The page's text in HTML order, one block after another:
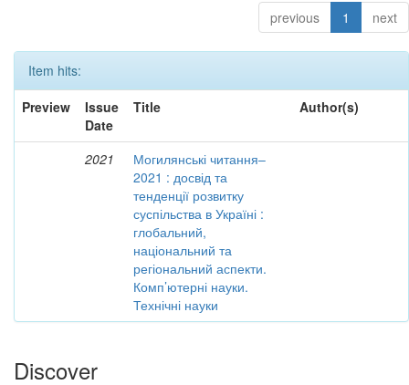
previous 1 next
Item hits:
Preview
Issue
Date
Title Author(s)
2021
Могилянські читання–
2021 : досвід та
тенденції розвитку
суспільства в Україні :
глобальний,
національний та
регіональний аспекти.
Комп’ютерні науки.
Технічні науки
Discover